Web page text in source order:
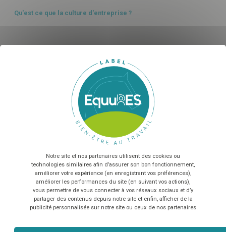
Qu'est ce que la culture d'entreprise ?
AMBIANCE & QUALITÉ
Le modèle de Karasek - Pourquoi et comment l’utiliser dans la
Fêter les victoires en équipe : une performance collective
ORGANISATION
Savoir déléguer efficacement : transformer la confiance en
levier de croissance
GESTION HUMAINE
Bien-être au travail et stabilité des équipes : un enjeu
Sélectionnez nombre de salariés...
En envoyant le formulaire, vous acceptez que les
informations saisies soient exploitées dans le cadre de la
relation commerciale qui peut en découler
TÉLÉCHARGER
Notre site et nos partenaires utilisent des cookies ou
technologies similaires afin d’assurer son bon fonctionnement,
améliorer votre expérience (en enregistrant vos préférences),
améliorer les performances du site (en suivant vos actions),
vous permettre de vous connecter à vos réseaux sociaux et d’y
partager des contenus depuis notre site et enfin, afficher de la
publicité personnalisée sur notre site ou ceux de nos partenaires